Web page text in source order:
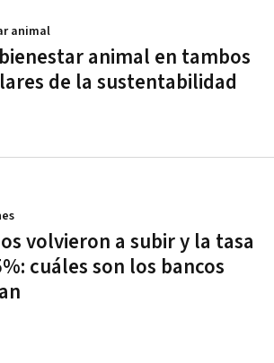
animal en tambos
de la sustentabilidad
animal
volvieron a subir y la tasa
cuáles son los bancos